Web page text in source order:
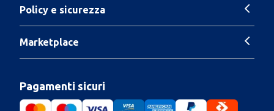
Policy e sicurezza
Marketplace
Pagamenti sicuri